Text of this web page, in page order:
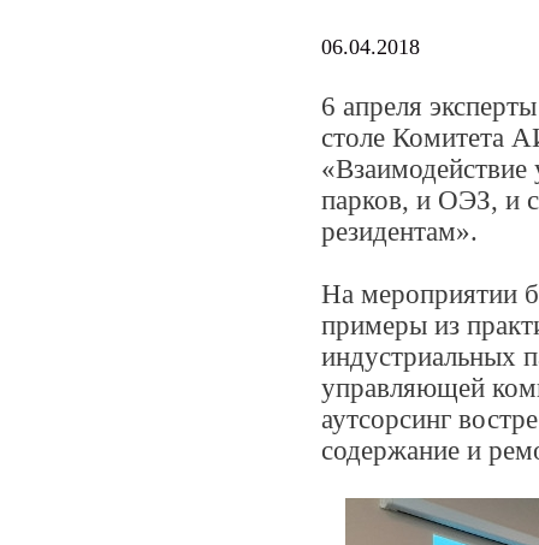
06.04.2018
6 апреля
столе Комитета
парков, и ОЭЗ, и
резидентам».
На мероприятии
примеры из
индустриальных
управляющей
аутсорсинг
содержание и